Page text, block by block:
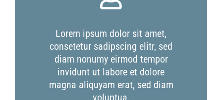
Lorem ipsum dolor sit amet,
consetetur sadipscing elitr, sed
diam nonumy eirmod tempor
invidunt ut labore et dolore
magna aliquyam erat, sed diam
voluptua.